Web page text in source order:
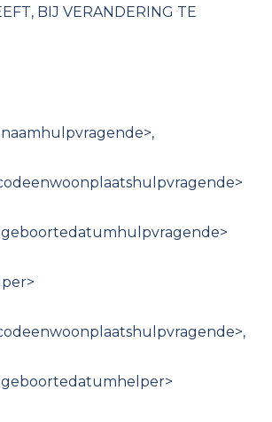
BIJ VERANDERING TE